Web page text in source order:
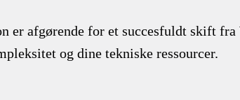
er afgørende for et succesfuldt skift
og dine tekniske ressourcer.